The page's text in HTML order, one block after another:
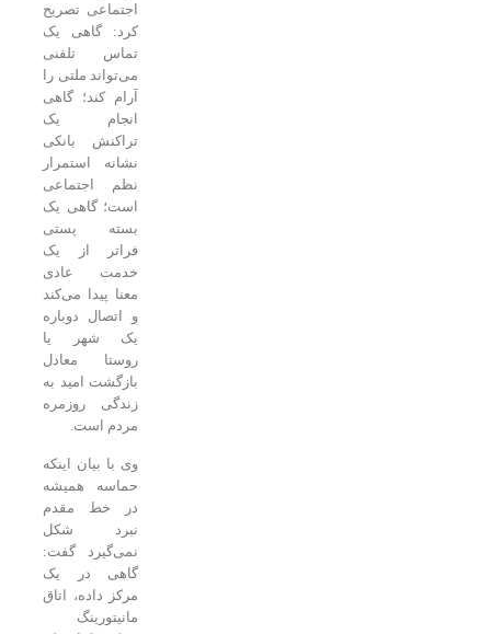
اجتماعی تصریح
کرد: گاهی یک
تماس تلفنی
می‌تواند ملتی را
آرام کند؛ گاهی
انجام یک
تراکنش بانکی
نشانه استمرار
نظم اجتماعی
است؛ گاهی یک
بسته پستی
فراتر از یک
خدمت عادی
معنا پیدا می‌کند
و اتصال دوباره
یک شهر یا
روستا معادل
بازگشت امید به
زندگی روزمره
وی با بیان اینکه
حماسه همیشه
در خط مقدم
نبرد شکل
نمی‌گیرد گفت:
گاهی در یک
مرکز داده، اتاق